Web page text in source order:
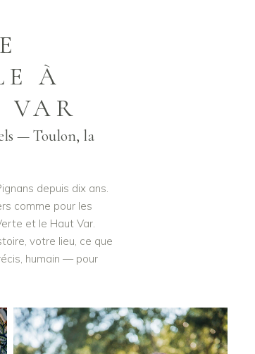
À
VAR
— Toulon, la
depuis dix ans.
comme pour les
et le Haut Var.
votre lieu, ce que
humain — pour